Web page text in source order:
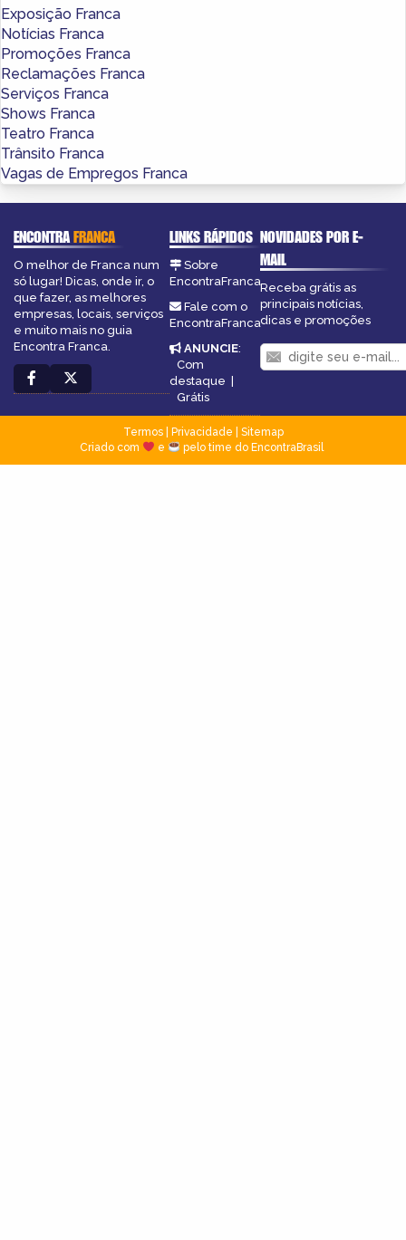
Exposição Franca
Notícias Franca
Promoções Franca
Reclamações Franca
Serviços Franca
Shows Franca
Teatro Franca
Trânsito Franca
Vagas de Empregos Franca
ENCONTRAFRANCA
O melhor de Franca num
só lugar! Dicas, onde ir, o
que fazer, as melhores
empresas, locais, serviços
e muito mais no guia
Encontra Franca.
LINKS RÁPIDOS
Sobre
EncontraFranca
Fale com o
EncontraFranca
ANUNCIE:
Com
destaque
Grátis
NOVIDADES POR E-
MAIL
Receba grátis as
principais notícias,
dicas e promoções
Termos| Privacidade
Sitemap
Criado com
e pelo time do EncontraBrasil